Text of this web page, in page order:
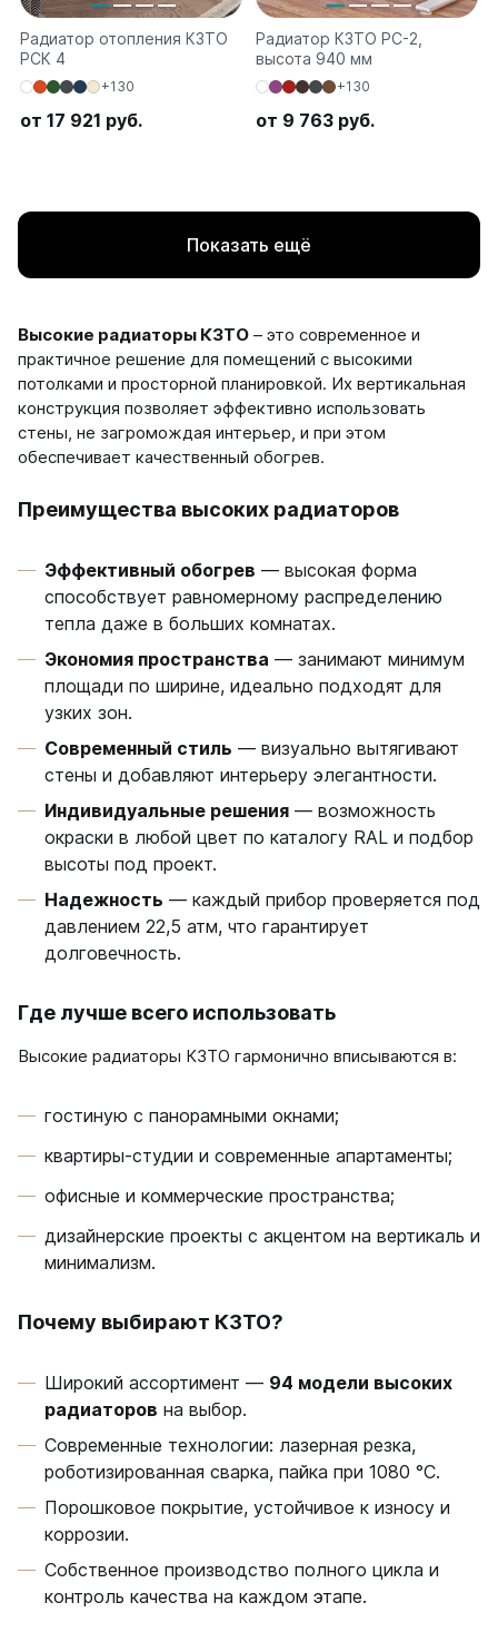
Радиатор отопления КЗТО
РСК 4
+130
от 17 921 руб.
Радиатор КЗТО РС-2,
высота 940 мм
+130
от 9 763 руб.
Показать ещё
Высокие радиаторы КЗТО – это современное и
практичное решение для помещений с высокими
потолками и просторной планировкой. Их вертикальная
конструкция позволяет эффективно использовать
стены, не загромождая интерьер, и при этом
обеспечивает качественный обогрев.
Преимущества высоких радиаторов
Эффективный обогрев — высокая форма
способствует равномерному распределению
тепла даже в больших комнатах.
Экономия пространства — занимают минимум
площади по ширине, идеально подходят для
узких зон.
Современный стиль — визуально вытягивают
стены и добавляют интерьеру элегантности.
Индивидуальные решения — возможность
окраски в любой цвет по каталогу RAL и подбор
высоты под проект.
Надежность — каждый прибор проверяется под
давлением 22,5 атм, что гарантирует
долговечность.
Где лучше всего использовать
Высокие радиаторы КЗТО гармонично вписываются в:
гостиную с панорамными окнами;
квартиры-студии и современные апартаменты;
офисные и коммерческие пространства;
дизайнерские проекты с акцентом на вертикаль и
минимализм.
Почему выбирают КЗТО?
Широкий ассортимент — 94 модели высоких
радиаторов на выбор.
Современные технологии: лазерная резка,
роботизированная сварка, пайка при 1080 °C.
Порошковое покрытие, устойчивое к износу и
коррозии.
Собственное производство полного цикла и
контроль качества на каждом этапе.